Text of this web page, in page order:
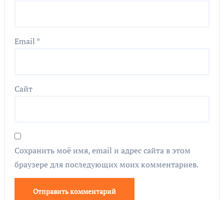
Email *
Сайт
Сохранить моё имя, email и адрес сайта в этом
браузере для последующих моих комментариев.